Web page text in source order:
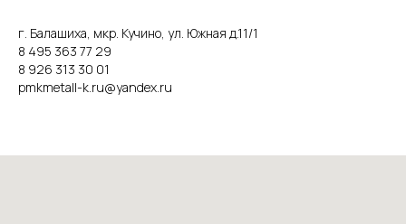
г. Балашиха, мкр. Кучино, ул. Южная д.11/1
8 495 363 77 29
8 926 313 30 01
pmkmetall-k.ru@yandex.ru